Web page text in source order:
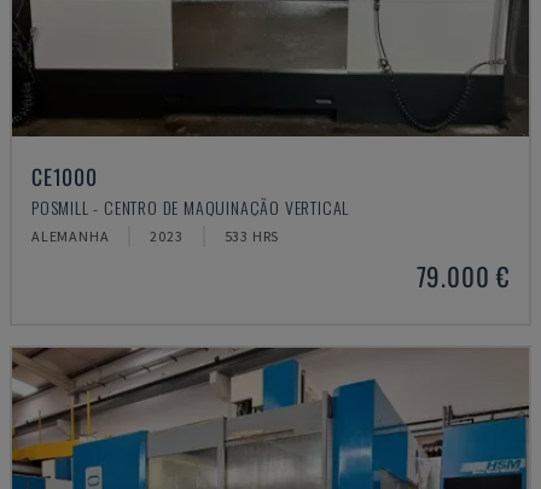
CE1000
POSMILL - CENTRO DE MAQUINAÇÃO VERTICAL
ALEMANHA 2023 533 HRS
79.000 €